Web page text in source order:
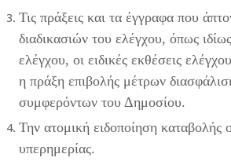
Τις πράξεις και τα έγγραφα που
διαδικασιών του ελέγχου, όπως
ελέγχου, οι ειδικές εκθέσεις
η πράξη επιβολής μέτρων
συμφερόντων του Δημοσίου.
Την ατομική ειδοποίηση καταβολής
υπερημερίας.